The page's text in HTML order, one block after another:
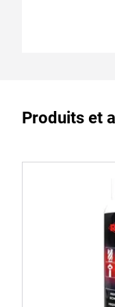
Produits et